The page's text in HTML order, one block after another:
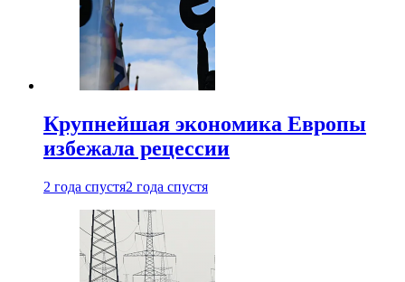
Крупнейшая экономика Европы
избежала рецессии
2 года спустя2 года спустя